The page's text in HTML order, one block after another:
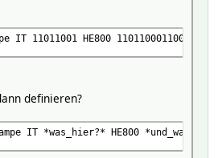
IT 11011001 HE800
definieren?
IT *was_hier?* HE800